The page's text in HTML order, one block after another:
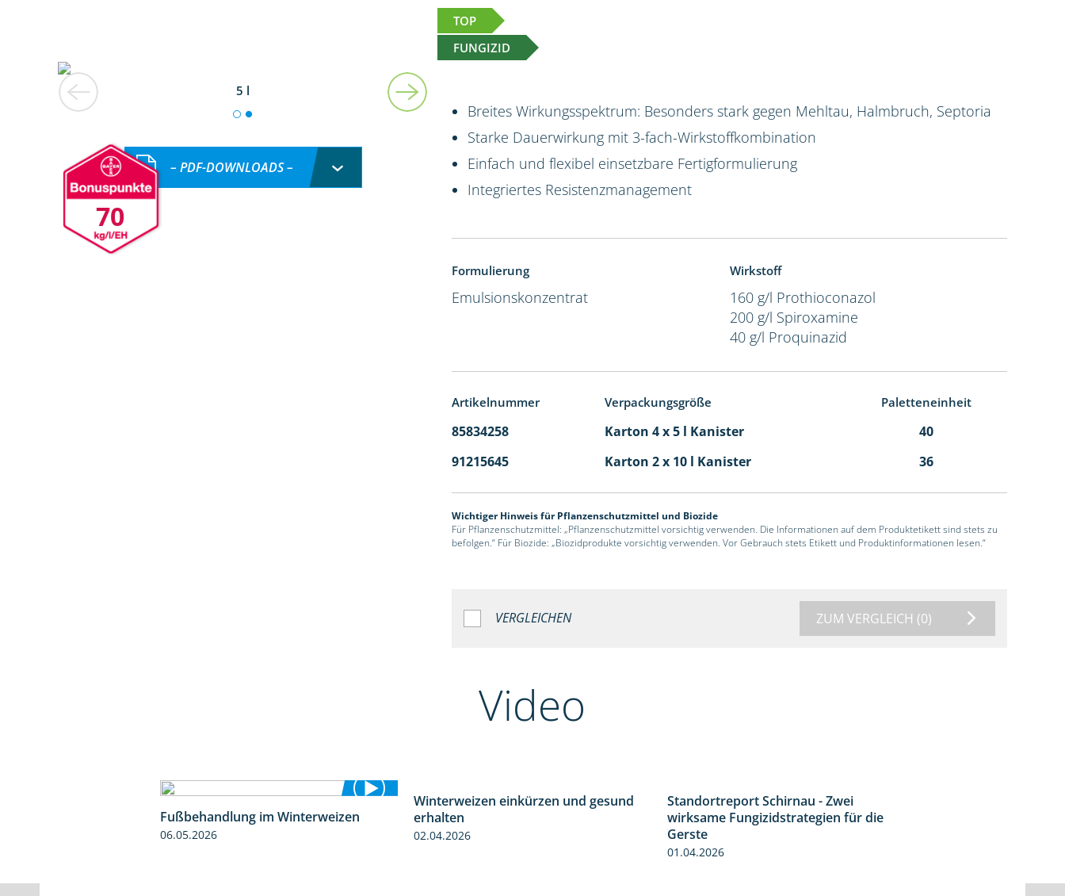
TOP
FUNGIZID
5 l
70
– PDF-DOWNLOADS –
Breites Wirkungsspektrum: Besonders stark gegen Mehltau, Halmbruch, Septoria
Starke Dauerwirkung mit 3-fach-Wirkstoffkombination
Einfach und flexibel einsetzbare Fertigformulierung
Integriertes Resistenzmanagement
Formulierung
Emulsionskonzentrat
Wirkstoff
160 g/l Prothioconazol
200 g/l Spiroxamine
40 g/l Proquinazid
Artikelnummer Verpackungsgröße Paletteneinheit
85834258 Karton 4 x 5 l Kanister
40
91215645
Karton 2 x 10 l Kanister 36
Wichtiger Hinweis für Pflanzenschutzmittel und Biozide
Für Pflanzenschutzmittel: „Pflanzenschutzmittel vorsichtig verwenden. Die Informationen auf dem Produktetikett sind stets zu
befolgen.“ Für Biozide: „Biozidprodukte vorsichtig verwenden. Vor Gebrauch stets Etikett und Produktinformationen lesen.“
VERGLEICHEN ZUM VERGLEICH (0)
Video
1:30
Fußbehandlung im Winterweizen
06.05.2026
Winterweizen einkürzen und gesund
erhalten
02.04.2026
4:27
Standortreport Schirnau - Zwei
wirksame Fungizidstrategien für die
Gerste
01.04.2026